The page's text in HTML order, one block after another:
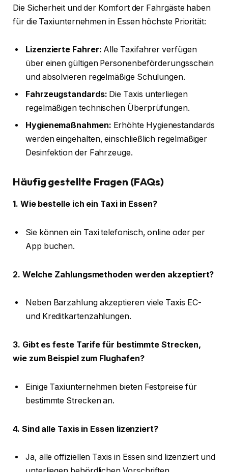
Die Sicherheit und der Komfort der Fahrgäste haben
für die Taxiunternehmen in Essen höchste Priorität:
Lizenzierte Fahrer: Alle Taxifahrer verfügen
über einen gültigen Personenbeförderungsschein
und absolvieren regelmäßige Schulungen.
Fahrzeugstandards: Die Taxis unterliegen
regelmäßigen technischen Überprüfungen.
Hygienemaßnahmen: Erhöhte Hygienestandards
werden eingehalten, einschließlich regelmäßiger
Desinfektion der Fahrzeuge.
Häufig gestellte Fragen (FAQs)
1. Wie bestelle ich ein Taxi in Essen?
Sie können ein Taxi telefonisch, online oder per
App buchen.
2. Welche Zahlungsmethoden werden akzeptiert?
Neben Barzahlung akzeptieren viele Taxis EC-
und Kreditkartenzahlungen.
3. Gibt es feste Tarife für bestimmte Strecken,
wie zum Beispiel zum Flughafen?
Einige Taxiunternehmen bieten Festpreise für
bestimmte Strecken an.
4. Sind alle Taxis in Essen lizenziert?
Ja, alle offiziellen Taxis in Essen sind lizenziert und